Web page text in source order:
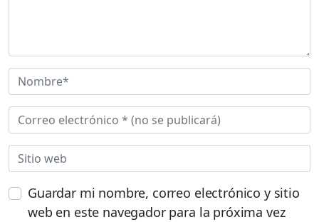
Guardar mi nombre, correo electrónico y sitio
web en este navegador para la próxima vez